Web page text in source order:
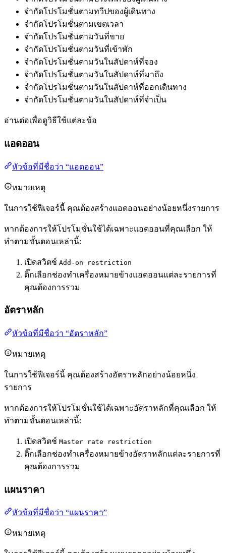
จำกัดโปรโมชั่นตามทวีปของผู้เดินทาง
จำกัดโปรโมชั่นตามเขตเวลา
จำกัดโปรโมชั่นตามวันที่ขาย
จำกัดโปรโมชั่นตามวันที่เข้าพัก
จำกัดโปรโมชั่นตามวันในสัปดาห์ที่จอง
จำกัดโปรโมชั่นตามวันในสัปดาห์ที่มาถึง
จำกัดโปรโมชั่นตามวันในสัปดาห์ที่ออกเดินทาง
จำกัดโปรโมชั่นตามวันในสัปดาห์ที่จำเป็น
อ่านต่อเพื่อดูวิธีใช้แต่ละข้อ
แอดออน
หัวข้อที่มีชื่อว่า “แอดออน”
หมายเหตุ
ในการใช้ฟีเจอร์นี้ คุณต้องสร้างแอดออนอย่างน้อยหนึ่งรายการ
หากต้องการให้โปรโมชั่นใช้ได้เฉพาะแอดออนที่คุณเลือก ให้
ทำตามขั้นตอนเหล่านี้:
เปิดสวิตช์ Add-on restriction
ติ๊กเลือกช่องทำเครื่องหมายข้างแอดออนแต่ละรายการที่
คุณต้องการรวม
อัตราหลัก
หัวข้อที่มีชื่อว่า “อัตราหลัก”
หมายเหตุ
ในการใช้ฟีเจอร์นี้ คุณต้องสร้างอัตราหลักอย่างน้อยหนึ่ง
รายการ
หากต้องการให้โปรโมชั่นใช้ได้เฉพาะอัตราหลักที่คุณเลือก ให้
ทำตามขั้นตอนเหล่านี้:
เปิดสวิตช์ Master rate restriction
ติ๊กเลือกช่องทำเครื่องหมายข้างอัตราหลักแต่ละรายการที่
คุณต้องการรวม
แผนราคา
หัวข้อที่มีชื่อว่า “แผนราคา”
หมายเหตุ